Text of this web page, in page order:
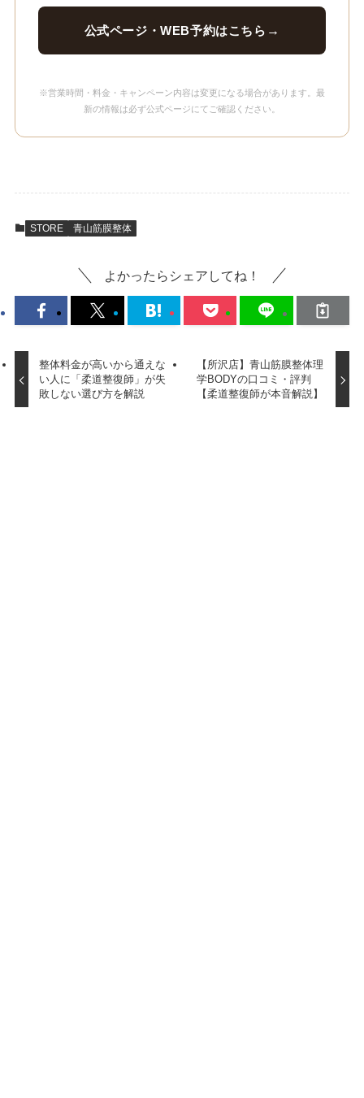
公式ページ・WEB予約はこちら
※営業時間・料金・キャンペーン内容は変更になる場合があります。最
新の情報は必ず公式ページにてご確認ください。
STORE 青山筋膜整体
よかったらシェアしてね！
整体料金が高いから通えな
い人に「柔道整復師」が失
敗しない選び方を解説
【所沢店】青山筋膜整体理
学BODYの口コミ・評判
【柔道整復師が本音解説】